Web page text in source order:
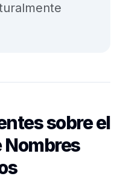
sobre el
Nombres